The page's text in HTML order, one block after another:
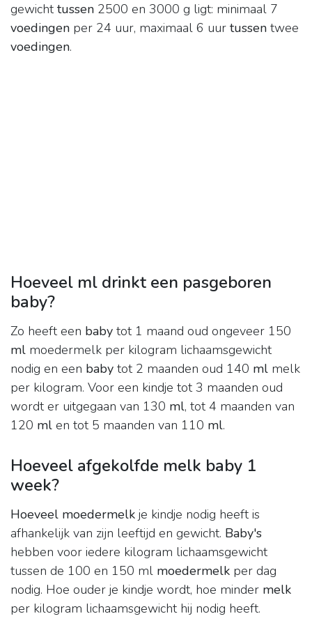
gewichttussen 2500 en 3000 g ligt: minimaal 7
voedingen per 24 uur, maximaal 6 uur tussen twee
voedingen.
Hoeveel ml drinkt een pasgeboren
baby?
Zo heeft een baby tot 1 maand oud ongeveer 150
ml moedermelk per kilogram lichaamsgewicht
nodig en een baby tot 2 maanden oud 140 ml melk
per kilogram. Voor een kindje tot 3 maanden oud
wordt er uitgegaan van 130 ml, tot 4 maanden van
120 ml en tot 5 maanden van 110 ml.
Hoeveel afgekolfde melk baby 1
week?
Hoeveel moedermelk je kindje nodig heeft is
afhankelijk van zijn leeftijd en gewicht. Baby's
hebben voor iedere kilogram lichaamsgewicht
tussen de 100 en 150 ml moedermelk per dag
nodig. Hoe ouder je kindje wordt, hoe minder melk
per kilogram lichaamsgewicht hij nodig heeft.